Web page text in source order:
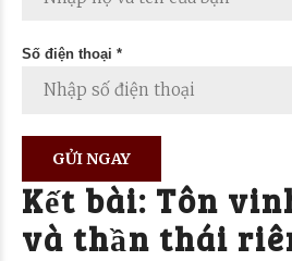
Số điện thoại *
Kết bài: Tôn
và thần thái